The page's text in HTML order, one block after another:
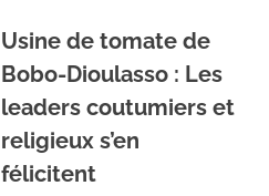
Usine de tomate de
Bobo-Dioulasso : Les
leaders coutumiers et
religieux s’en
félicitent